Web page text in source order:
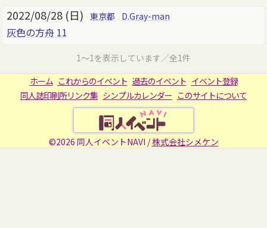
2022/08/28 (日) 東京都 D.Gray-man
灰色の方舟 11
1～1を表示しています／全1件
ホーム これからのイベント 過去のイベント イベント登録
同人誌印刷所リンク集 シンプルカレンダー このサイトについて
©2026 同人イベントNAVI /株式会社シメケン